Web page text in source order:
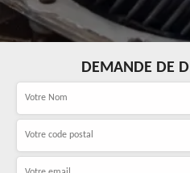
DEMANDE DE